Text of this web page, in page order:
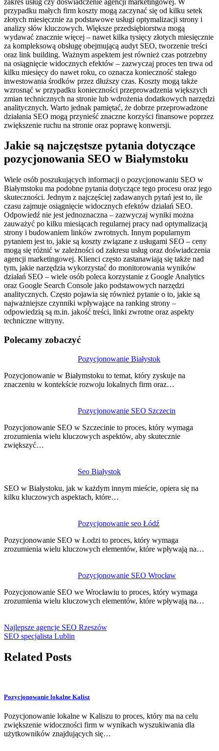
przypadku małych firm koszty mogą zaczynać się od kilku setek
złotych miesięcznie za podstawowe usługi optymalizacji strony i
analizy słów kluczowych. Większe przedsiębiorstwa mogą
wydawać znacznie więcej – nawet kilka tysięcy złotych miesięcznie
za kompleksową obsługę obejmującą audyt SEO, tworzenie treści
oraz link building. Ważnym aspektem jest również czas potrzebny
na osiągnięcie widocznych efektów – zazwyczaj proces ten trwa od
kilku miesięcy do nawet roku, co oznacza konieczność stałego
inwestowania środków przez dłuższy czas. Koszty mogą także
wzrosnąć w przypadku konieczności przeprowadzenia większych
zmian technicznych na stronie lub wdrożenia dodatkowych narzędzi
analitycznych. Warto jednak pamiętać, że dobrze przeprowadzone
działania SEO mogą przynieść znaczne korzyści finansowe poprzez
zwiększenie ruchu na stronie oraz poprawę konwersji.
Jakie są najczęstsze pytania dotyczące
pozycjonowania SEO w Białymstoku
Wiele osób poszukujących informacji o pozycjonowaniu SEO w
Białymstoku ma podobne pytania dotyczące tego procesu oraz jego
skuteczności. Jednym z najczęściej zadawanych pytań jest to, ile
czasu zajmuje osiągnięcie widocznych efektów działań SEO.
Odpowiedź nie jest jednoznaczna – zazwyczaj wyniki można
zauważyć po kilku miesiącach regularnej pracy nad optymalizacją
strony i budowaniem linków zwrotnych. Innym popularnym
pytaniem jest to, jakie są koszty związane z usługami SEO – ceny
mogą się różnić w zależności od zakresu usług oraz doświadczenia
agencji marketingowej. Klienci często zastanawiają się także nad
tym, jakie narzędzia wykorzystać do monitorowania wyników
działań SEO – wiele osób poleca korzystanie z Google Analytics
oraz Google Search Console jako podstawowych narzędzi
analitycznych. Często pojawia się również pytanie o to, jakie są
najważniejsze czynniki wpływające na ranking strony –
odpowiedzią są m.in. jakość treści, linki zwrotne oraz aspekty
techniczne witryny.
Polecamy zobaczyć
Pozycjonowanie Białystok
Pozycjonowanie w Białymstoku to temat, który zyskuje na
znaczeniu w kontekście rozwoju lokalnych firm oraz…
Pozycjonowanie SEO Szczecin
Pozycjonowanie SEO w Szczecinie to proces, który wymaga
zrozumienia wielu kluczowych aspektów, aby skutecznie
zwiększyć…
Seo Białystok
SEO w Białystoku, jak w każdym innym mieście, opiera się na
kilku kluczowych aspektach, które…
Pozycjonowanie seo Łódź
Pozycjonowanie SEO w Łodzi to proces, który wymaga
zrozumienia wielu kluczowych elementów, które wpływają na…
Pozycjonowanie SEO Wrocław
Pozycjonowanie SEO we Wrocławiu to proces, który wymaga
zrozumienia wielu kluczowych elementów, które wpływają na…
wpisu
Najlepsze agencje SEO Rzeszów
SEO specjalista Lublin
Related Posts
Pozycjonowanie lokalne Kalisz
Pozycjonowanie lokalne w Kaliszu to proces, który ma na celu
zwiększenie widoczności firm w wynikach wyszukiwania dla
użytkowników znajdujących się…